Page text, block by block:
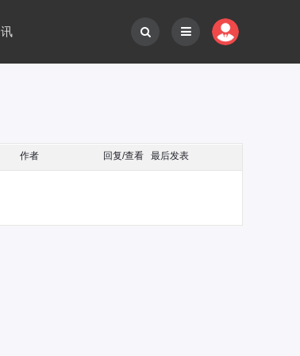
作者 回复/查看 最后发表